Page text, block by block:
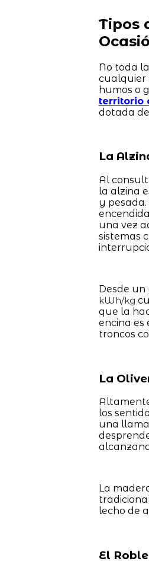
Tipos
No toda
cualquier
humos o
territorio
dotada
La
Al
la alzina
y
una vez
sistemas
Desde un
kWh/kg
que la
encina es
troncos
La
los
una
La
lecho de
El